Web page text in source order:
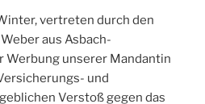
vertreten durch den
aus Asbach-
Werbung unserer Mandantin
und
Verstoß gegen das